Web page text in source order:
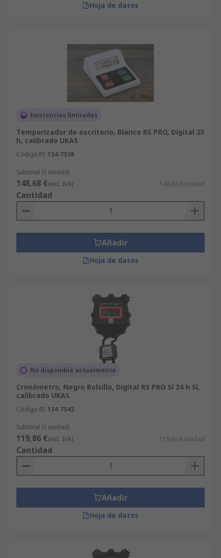
Hoja de datos
Existencias limitadas
Temporizador de escritorio, Blanco RS PRO, Digital 23
h, calibrado UKAS
Código RS 134-7538
Subtotal (1 unidad)
148,68 €(exc. IVA) 148,68 €/unidad
Cantidad
Añadir
Hoja de datos
No disponible actualmente
Cronómetro, Negro Bolsillo, Digital RS PRO Sí 24 h Sí,
calibrado UKAS
Código RS 134-7542
Subtotal (1 unidad)
119,86 €(exc. IVA) 119,86 €/unidad
Cantidad
Añadir
Hoja de datos